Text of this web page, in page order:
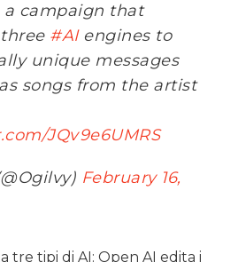
campaign that
#AIengines to
unique messages
songs from the artist
JQv9e6UMRS
February 16,
tre tipi di AI: Open AI edita i